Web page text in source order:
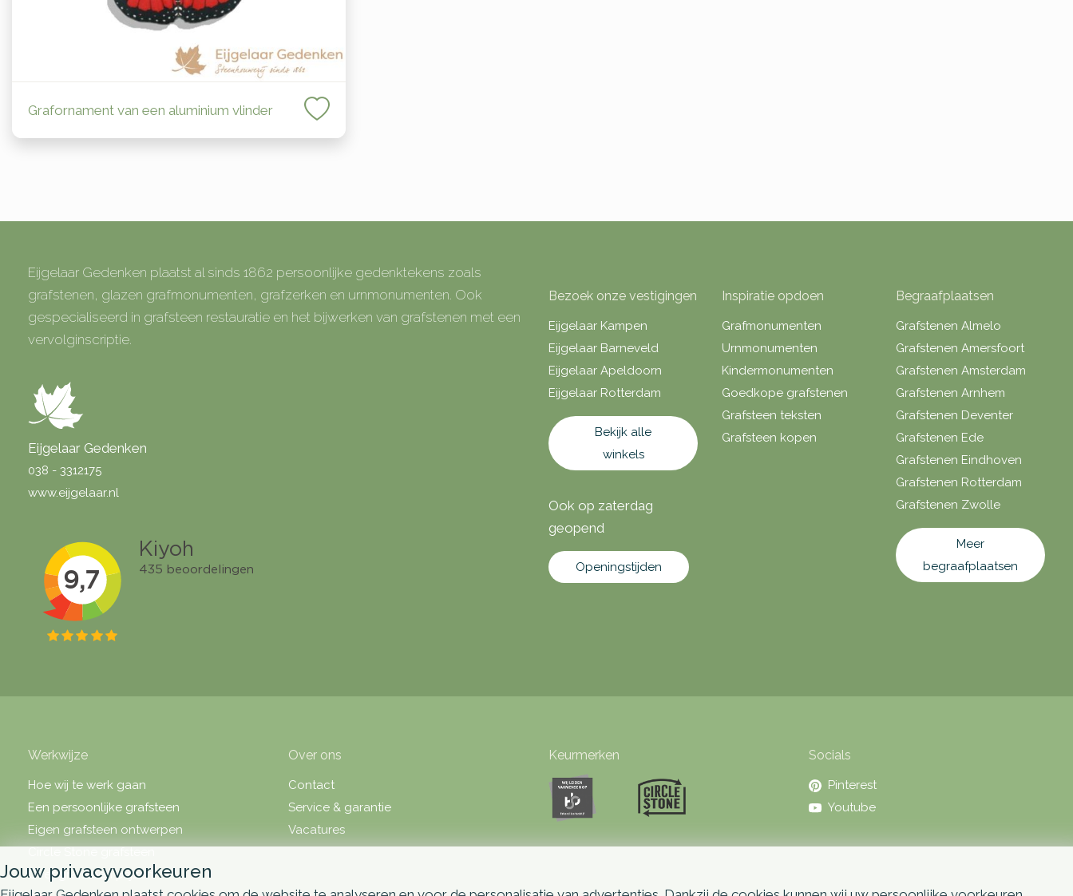
Grafornament van een aluminium vlinder
Eijgelaar Gedenken plaatst al sinds 1862 persoonlijke gedenktekens zoals
grafstenen, glazen grafmonumenten, grafzerken en urnmonumenten. Ook
gespecialiseerd in grafsteen restauratie en het bijwerken van grafstenen met een
vervolginscriptie.
Eijgelaar Gedenken
038 - 3312175
www.eijgelaar.nl
Bezoek onze vestigingen
Eijgelaar Kampen
Eijgelaar Barneveld
Eijgelaar Apeldoorn
Eijgelaar Rotterdam
Bekijk alle
winkels
Ook op zaterdag
geopend
Openingstijden
Inspiratie opdoen
Grafmonumenten
Urnmonumenten
Kindermonumenten
Goedkope grafstenen
Grafsteen teksten
Grafsteen kopen
Begraafplaatsen
Grafstenen Almelo
Grafstenen Amersfoort
Grafstenen Amsterdam
Grafstenen Arnhem
Grafstenen Deventer
Grafstenen Ede
Grafstenen Eindhoven
Grafstenen Rotterdam
Grafstenen Zwolle
Meer
begraafplaatsen
Werkwijze
Hoe wij te werk gaan
Een persoonlijke grafsteen
Eigen grafsteen ontwerpen
Over grafsteen prijzen
Over ons
Contact
Service & garantie
Vacatures
Keurmerken Socials
Pinterest
Youtube
Jouw privacyvoorkeuren